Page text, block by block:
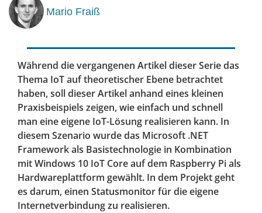
Mario Fraiß
Während die vergangenen Artikel dieser Serie das
Thema IoT auf theoretischer Ebene betrachtet
haben, soll dieser Artikel anhand eines kleinen
Praxisbeispiels zeigen, wie einfach und schnell
man eine eigene IoT-Lösung realisieren kann. In
diesem Szenario wurde das Microsoft .NET
Framework als Basistechnologie in Kombination
mit Windows 10 IoT Core auf dem Raspberry Pi als
Hardwareplattform gewählt. In dem Projekt geht
es darum, einen Statusmonitor für die eigene
Internetverbindung zu realisieren.